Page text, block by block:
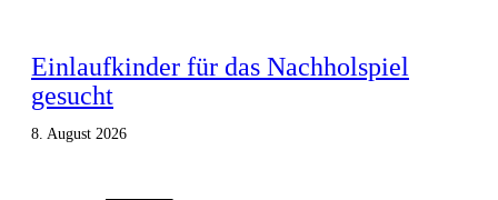
Einlaufkinder für das Nachholspiel
gesucht
8. August 2026